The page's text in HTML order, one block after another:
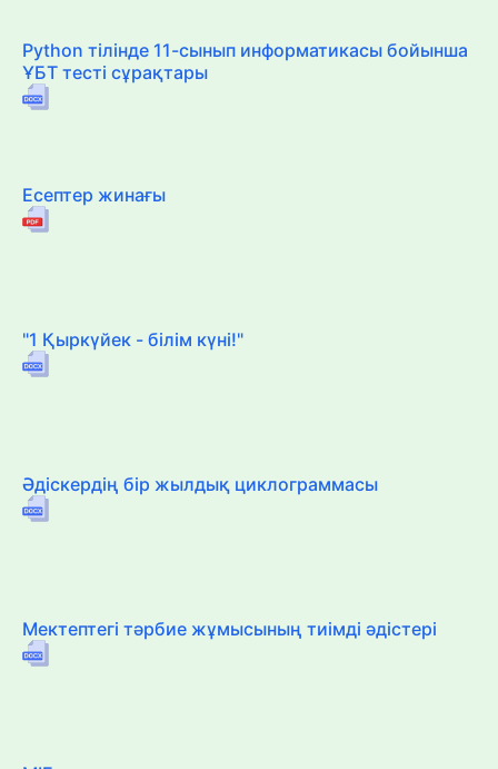
Python тілінде 11-сынып информатикасы бойынша
ҰБТ тесті сұрақтары
Есептер жинағы
"1 Қыркүйек - білім күні!"
Әдіскердің бір жылдық циклограммасы
Мектептегі тәрбие жұмысының тиімді әдістері